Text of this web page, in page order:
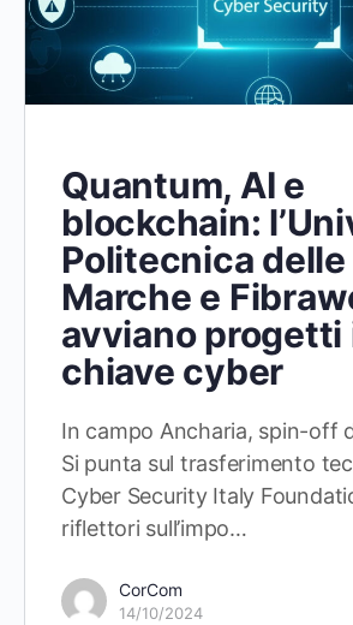
Quantum, AI e
blockchain:
Politecnica delle
Marche e
avviano progetti
chiave cyber
In campo Ancharia, spin-off
Si punta sul trasferimento
Cyber Security Italy
riflettori sull’impo…
CorCom
14/10/2024